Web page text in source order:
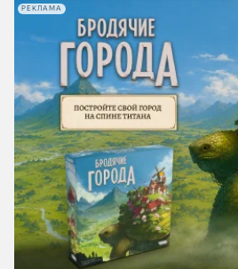
РЕКЛАМА